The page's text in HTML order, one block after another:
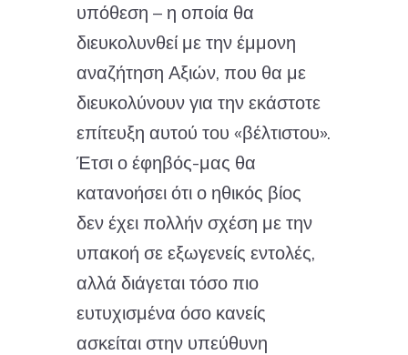
υπόθεση – η οποία θα
διευκολυνθεί με την έμμονη
αναζήτηση Αξιών, που θα με
διευκολύνουν για την εκάστοτε
επίτευξη αυτού του «βέλτιστου».
Έτσι ο έφηβός-μας θα
κατανοήσει ότι ο ηθικός βίος
δεν έχει πολλήν σχέση με την
υπακοή σε εξωγενείς εντολές,
αλλά διάγεται τόσο πιο
ευτυχισμένα όσο κανείς
ασκείται στην υπεύθυνη